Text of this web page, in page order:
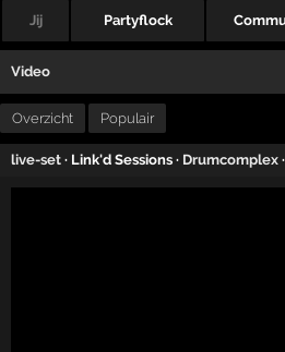
Jij Partyflock
Video
Overzicht Populair
live-set · Link'd Sessions · Drumcomplex ·